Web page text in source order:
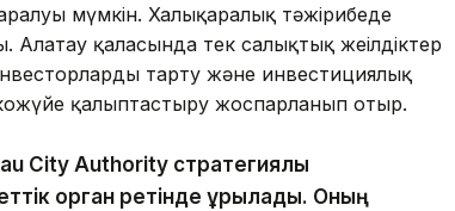
мүмкін. Халықаралық тәжірибеде
қаласында тек салықтық жеңілдіктер
тарту және инвестициялық
қалыптастыру жоспарланып отыр.
City Authority стратегиялық
орган ретінде құрылады. Оның